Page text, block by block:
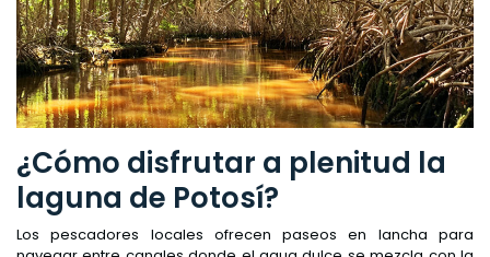
¿Cómo disfrutar a plenitud la
laguna de Potosí?
Los pescadores locales ofrecen paseos en lancha para